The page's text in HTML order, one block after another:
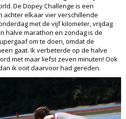
De Dopey Challenge is een
achter elkaar vier verschillende
met de vijf kilometer, vrijdag
halve marathon en zondag is de
om te doen, omdat de
gaat. Ik verbeterde op de halve
met maar liefst zeven minuten! Ook
ik ooit daarvoor had gereden.